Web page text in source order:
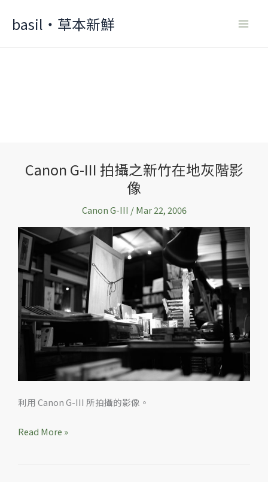
basil‧草本新鮮
Canon G-III 拍攝之新竹在地灰階影
像
Canon G-III /Mar 22, 2006
利用 Canon G-III 所拍攝的影像。
Canon
攝
之
新
竹
在
地
灰
像
Read More »